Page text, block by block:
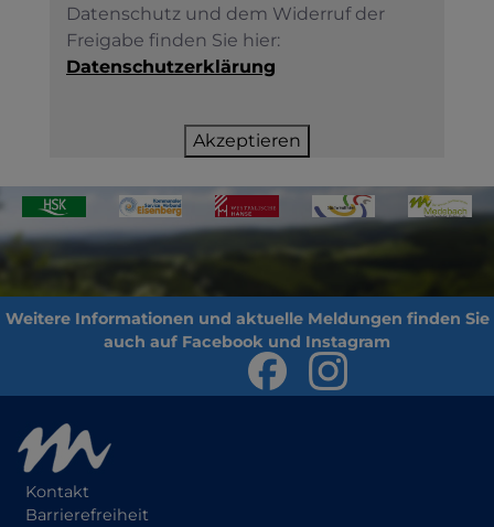
Datenschutz und dem Widerruf der
Freigabe finden Sie hier:
Datenschutzerklärung
Akzeptieren
Kontakt
Barrierefreiheit